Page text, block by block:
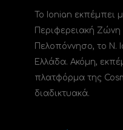
Το Ionian εκπέμπει
Περιφερειακή
Πελοπόννησο, το N.
Ελλάδα. Ακόμη,
πλατφόρμα της
διαδικτυακά.